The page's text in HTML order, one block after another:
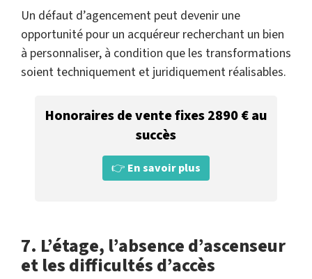
Un défaut d’agencement peut devenir une
opportunité pour un acquéreur recherchant un bien
à personnaliser, à condition que les transformations
soient techniquement et juridiquement réalisables.
Honoraires de vente fixes 2890 € au
succès
👉 En savoir plus
7. L’étage, l’absence d’ascenseur
et les difficultés d’accès